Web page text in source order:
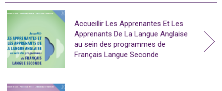
Accueillir Les Apprenantes Et Les
Apprenants De La Langue Anglaise
au sein des programmes de
Français Langue Seconde